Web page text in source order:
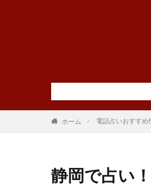
ホーム 電話占いおすす
静岡で占い